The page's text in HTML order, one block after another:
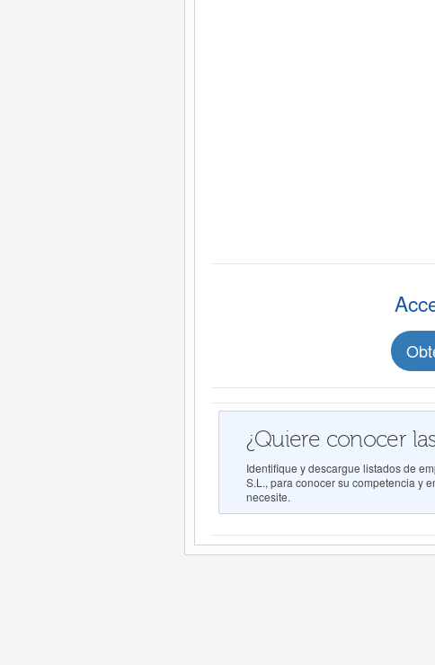
¿Quiere conocer
Identifique y descargue listados de
S.L., para conocer su competencia y
necesite.